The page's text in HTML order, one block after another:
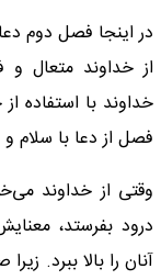
در اینجا فصل دوم
از خداوند متعال
خداوند با استفاده
فصل از دعا با سلام
وقتی از خداوند
درود بفرستد،
آنان را بالا ببرد.